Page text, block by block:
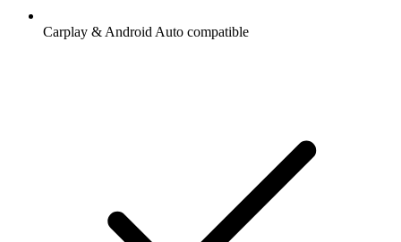
Carplay & Android Auto compatible